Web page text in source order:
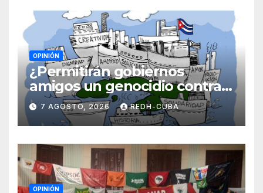
OPINIÓN
¿Permitirán gobiernos
amigos un genocidio contra
Cuba? Por Hedelberto López
Blanch
7 AGOSTO, 2026 REDH-CUBA
OPINIÓN